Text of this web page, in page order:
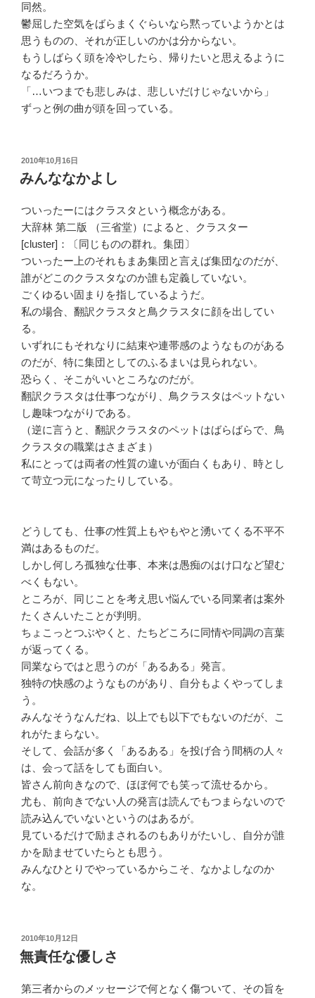
同然。
鬱屈した空気をばらまくぐらいなら黙っていようかとは
思うものの、それが正しいのかは分からない。
もうしばらく頭を冷やしたら、帰りたいと思えるように
なるだろうか。
「…いつまでも悲しみは、悲しいだけじゃないから」
ずっと例の曲が頭を回っている。
投
稿
日:
2010年10月16日
みんななかよし
ついったーにはクラスタという概念がある。
大辞林 第二版 （三省堂）によると、クラスター
[cluster]：〔同じものの群れ。集団〕
ついったー上のそれもまあ集団と言えば集団なのだが、
誰がどこのクラスタなのか誰も定義していない。
ごくゆるい固まりを指しているようだ。
私の場合、翻訳クラスタと鳥クラスタに顔を出してい
る。
いずれにもそれなりに結束や連帯感のようなものがある
のだが、特に集団としてのふるまいは見られない。
恐らく、そこがいいところなのだが。
翻訳クラスタは仕事つながり、鳥クラスタはペットない
し趣味つながりである。
（逆に言うと、翻訳クラスタのペットはばらばらで、鳥
クラスタの職業はさまざま）
私にとっては両者の性質の違いが面白くもあり、時とし
て苛立つ元になったりしている。
どうしても、仕事の性質上もやもやと湧いてくる不平不
満はあるものだ。
しかし何しろ孤独な仕事、本来は愚痴のはけ口など望む
べくもない。
ところが、同じことを考え思い悩んでいる同業者は案外
たくさんいたことが判明。
ちょこっとつぶやくと、たちどころに同情や同調の言葉
が返ってくる。
同業ならではと思うのが「あるある」発言。
独特の快感のようなものがあり、自分もよくやってしま
う。
みんなそうなんだね、以上でも以下でもないのだが、こ
れがたまらない。
そして、会話が多く「あるある」を投げ合う間柄の人々
は、会って話をしても面白い。
皆さん前向きなので、ほぼ何でも笑って流せるから。
尤も、前向きでない人の発言は読んでもつまらないので
読み込んでいないというのはあるが。
見ているだけで励まされるのもありがたいし、自分が誰
かを励ませていたらとも思う。
みんなひとりでやっているからこそ、なかよしなのか
な。
投
稿
日:
2010年10月12日
無責任な優しさ
第三者からのメッセージで何となく傷ついて、その旨を